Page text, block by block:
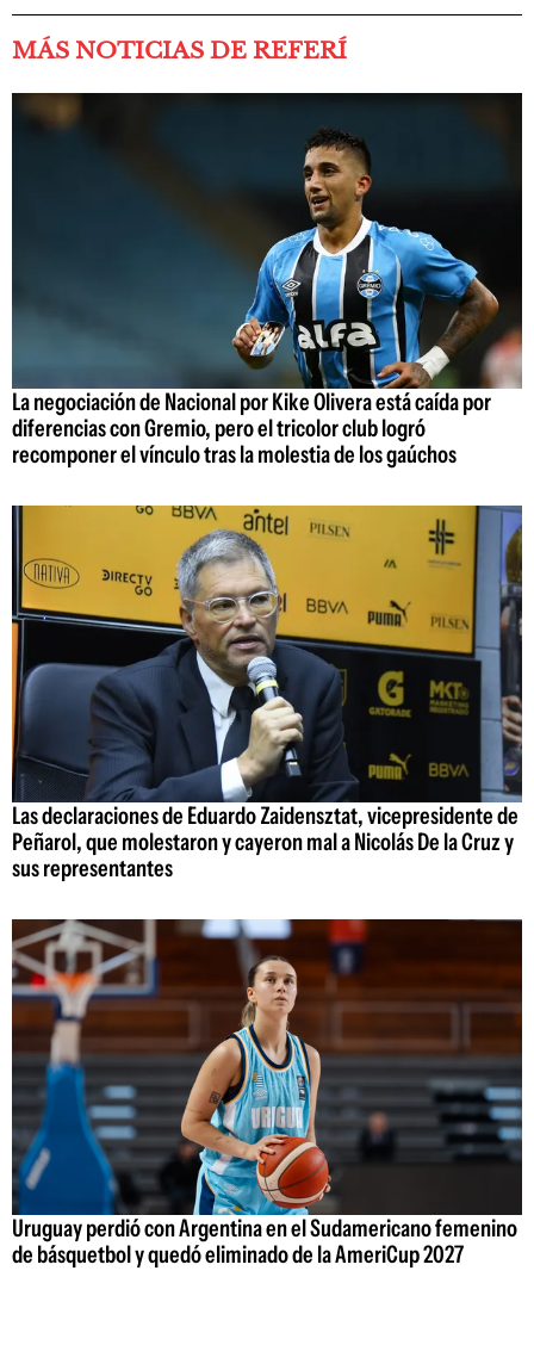
MÁS NOTICIAS DE REFERÍ
La negociación de Nacional por Kike Olivera está caída por
diferencias con Gremio, pero el tricolor club logró
recomponer el vínculo tras la molestia de los gaúchos
Las declaraciones de Eduardo Zaidensztat, vicepresidente de
Peñarol, que molestaron y cayeron mal a Nicolás De la Cruz y
sus representantes
Uruguay perdió con Argentina en el Sudamericano femenino
de básquetbol y quedó eliminado de la AmeriCup 2027